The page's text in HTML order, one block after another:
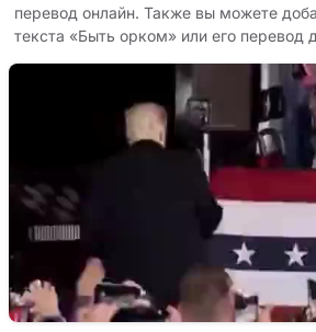
перевод онлайн. Также вы можете
текста «Быть орком» или его перевод